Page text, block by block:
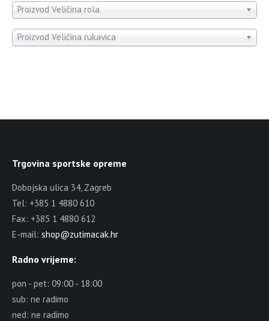
Proizvod Veličina rola
Proizvod Veličina rukavica
Trgovina sportske opreme
Dobojska ulica 34, Zagreb
Tel: +385 1 4880 610
Fax: +385 1 4880 612
E-mail: shop@zutimacak.hr
Radno vrijeme:
pon - pet: 09:00 - 18:00
sub: ne radimo
ned: ne radimo